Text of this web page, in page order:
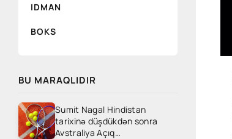
IDMAN
BOKS
BU MARAQLIDIR
Sumit Nagal Hindistan
tarixinə düşdükdən sonra
Avstraliya Açıq